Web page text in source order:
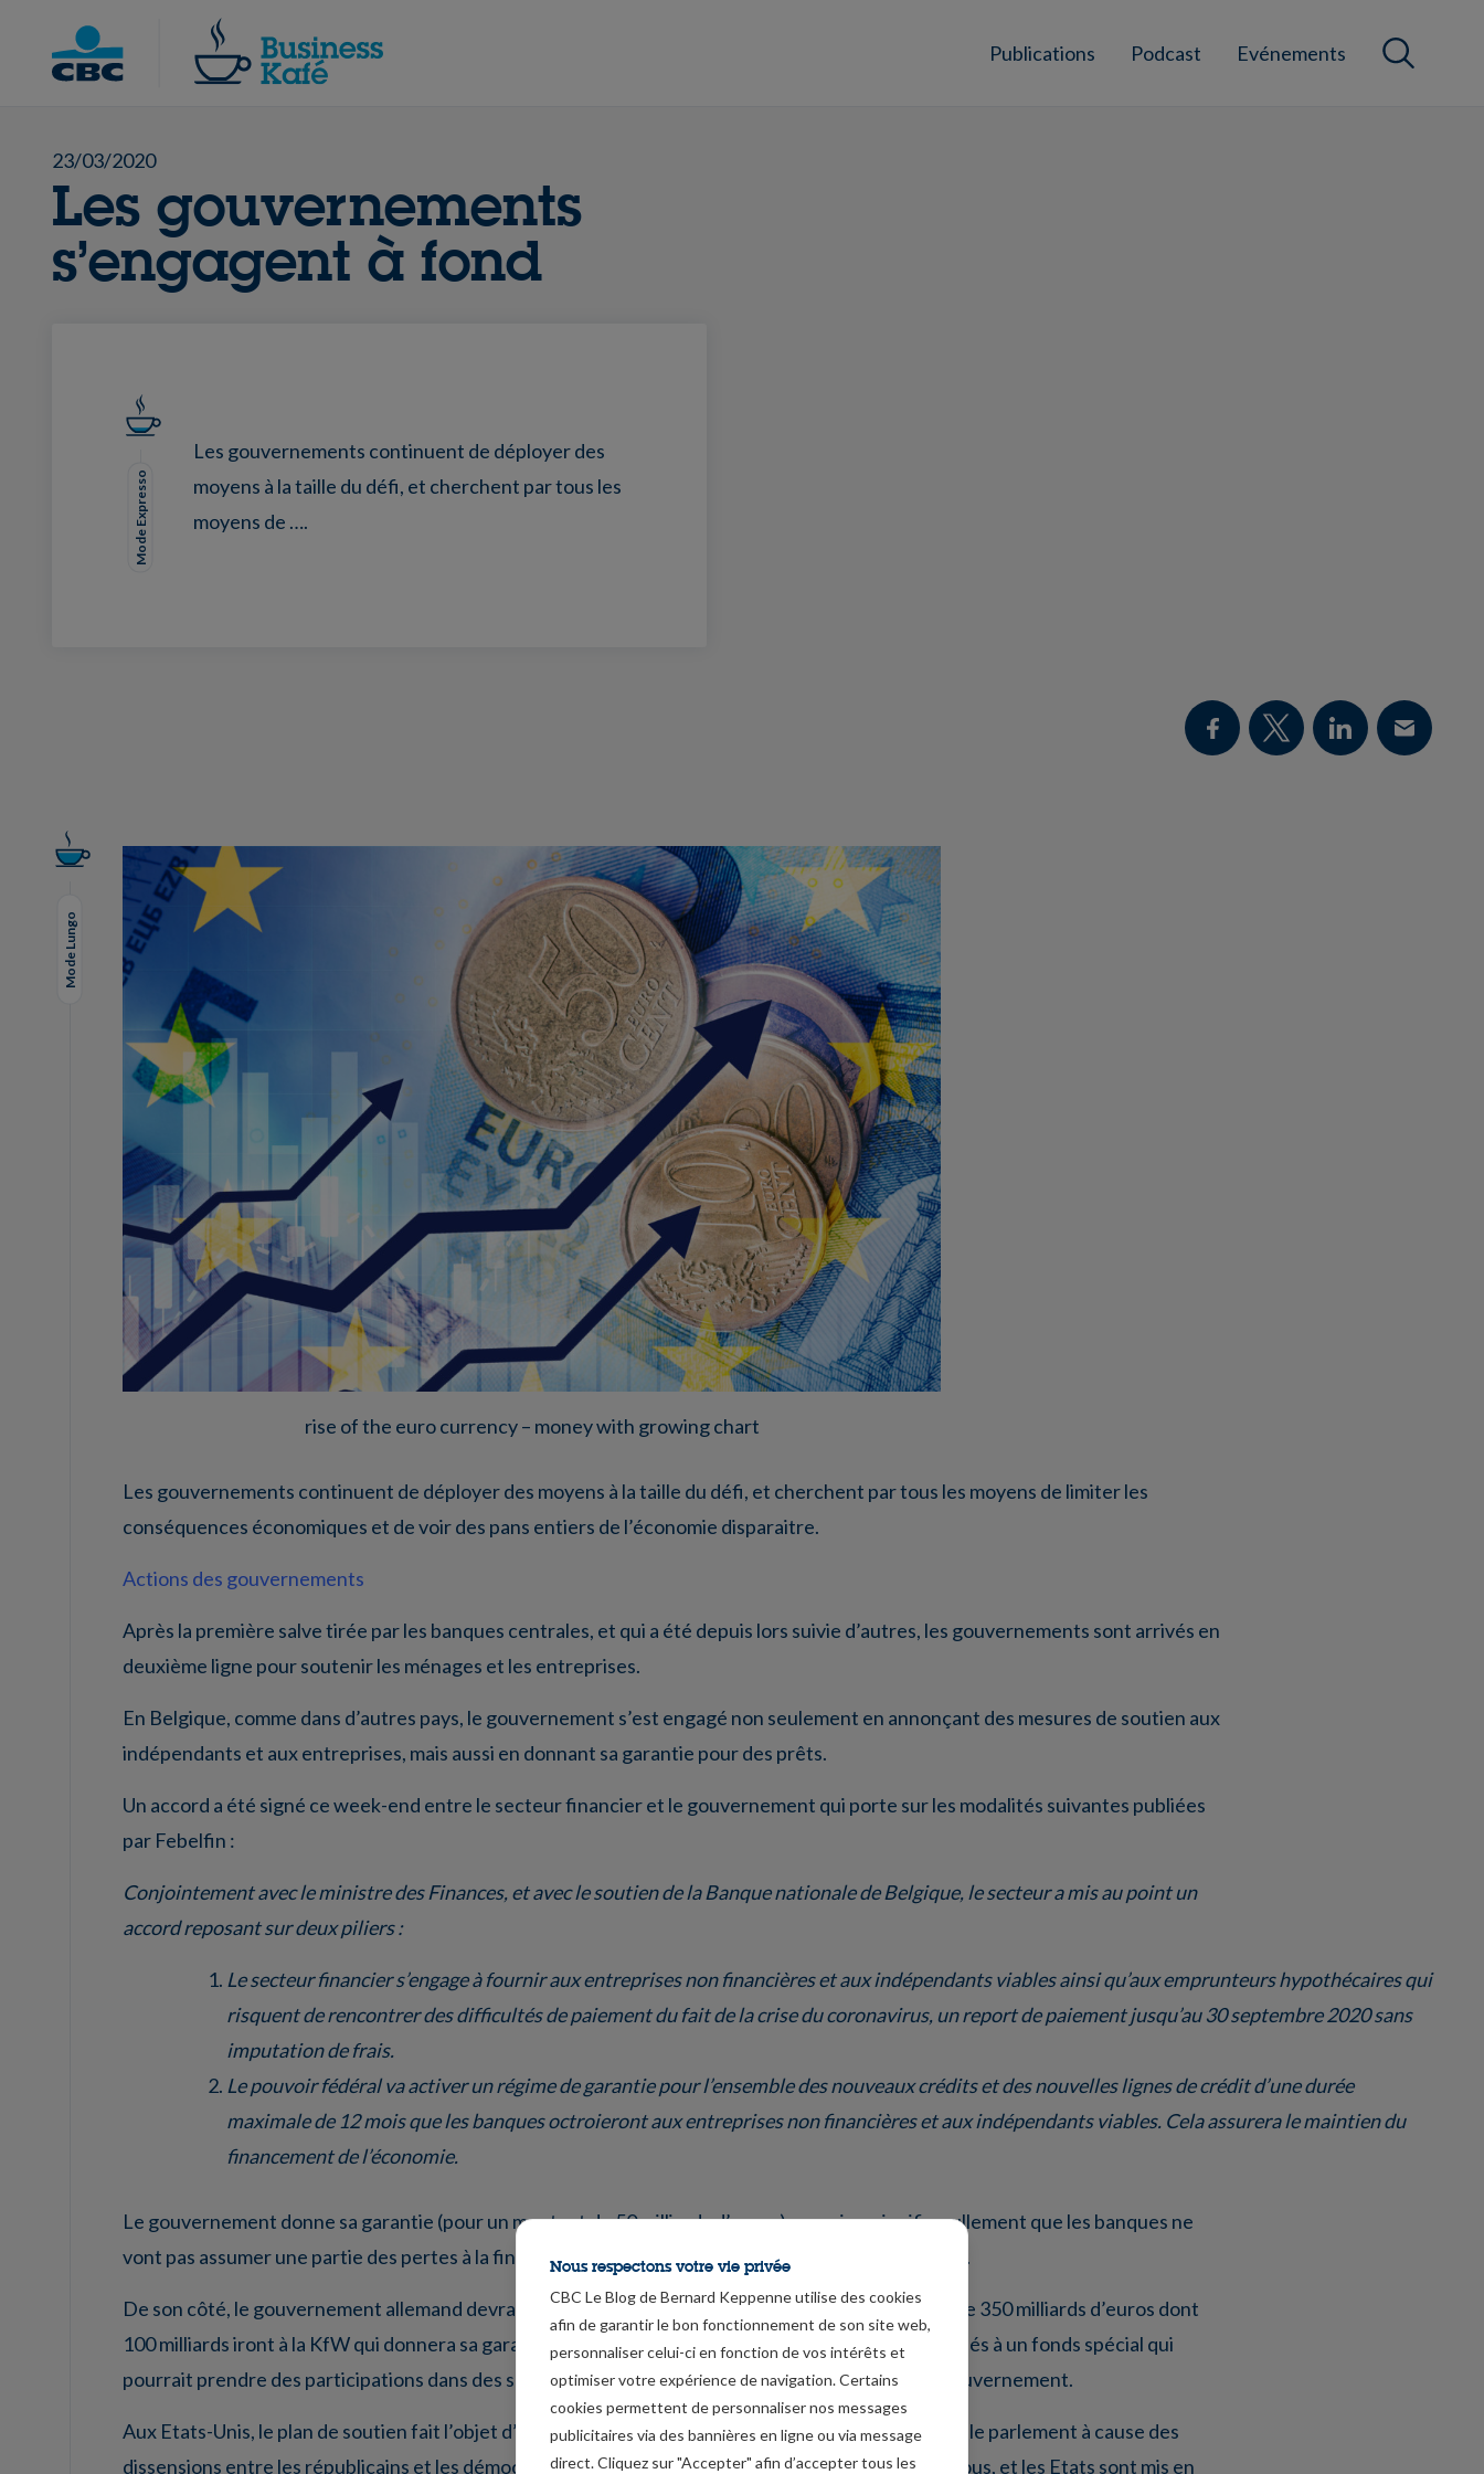
content
Publications Podcast Evénements
Chercher
23/03/2020
Les gouvernements
s’engagent à fond
Mode Expresso
Les gouvernements continuent de déployer des
moyens à la taille du défi, et cherchent par tous les
moyens de ….
Mode Lungo
rise of the euro currency – money with growing chart
Les gouvernements continuent de déployer des moyens à la taille du défi, et cherchent par tous les moyens de limiter les
conséquences économiques et de voir des pans entiers de l’économie disparaitre.
Actions des gouvernements
Après la première salve tirée par les banques centrales, et qui a été depuis lors suivie d’autres, les gouvernements sont arrivés en
deuxième ligne pour soutenir les ménages et les entreprises.
En Belgique, comme dans d’autres pays, le gouvernement s’est engagé non seulement en annonçant des mesures de soutien aux
indépendants et aux entreprises, mais aussi en donnant sa garantie pour des prêts.
Un accord a été signé ce week-end entre le secteur financier et le gouvernement qui porte sur les modalités suivantes publiées
par Febelfin :
Conjointement avec le ministre des Finances, et avec le soutien de la Banque nationale de Belgique, le secteur a mis au point un
accord reposant sur deux piliers :
Le secteur financier s’engage à fournir aux entreprises non financières et aux indépendants viables ainsi qu’aux emprunteurs hypothécaires qui
risquent de rencontrer des difficultés de paiement du fait de la crise du coronavirus, un report de paiement jusqu’au 30 septembre 2020 sans
imputation de frais.
Le pouvoir fédéral va activer un régime de garantie pour l’ensemble des nouveaux crédits et des nouvelles lignes de crédit d’une durée
maximale de 12 mois que les banques octroieront aux entreprises non financières et aux indépendants viables. Cela assurera le maintien du
financement de l’économie.
Le gouvernement donne sa garantie (pour un montant de 50 milliards d’euros), ce qui ne signifie nullement que les banques ne
vont pas assumer une partie des pertes à la fin de l’échéance des 12 mois, selon l’ampleur de la crise.
De son côté, le gouvernement allemand devrait émettre de nouveaux emprunts pour un montant de 350 milliards d’euros dont
100 milliards iront à la KfW qui donnera sa garantie pour les prêts aux entreprises, 100 milliards dédiés à un fonds spécial qui
pourrait prendre des participations dans des sociétés en difficulté, et le solde pour le budget du gouvernement.
Aux Etats-Unis, le plan de soutien fait l’objet d’âpres discussions et n’a pas encore été approuvé par le parlement à cause des
dissensions entre les républicains et les démocrates. Et pourtant, le virus se répand, comme chez nous, et les Etats sont mis en
Nous respectons votre vie privée
CBC Le Blog de Bernard Keppenne utilise des cookies
afin de garantir le bon fonctionnement de son site web,
personnaliser celui-ci en fonction de vos intérêts et
optimiser votre expérience de navigation. Certains
cookies permettent de personnaliser nos messages
publicitaires via des bannières en ligne ou via message
direct. Cliquez sur "Accepter" afin d’accepter tous les